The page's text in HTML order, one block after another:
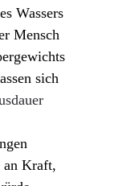
Wassers
Mensch
sich
an Kraft,